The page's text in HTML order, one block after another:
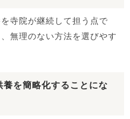
寺院が継続して担う点で
無理のない方法を選びやす
を簡略化することにな